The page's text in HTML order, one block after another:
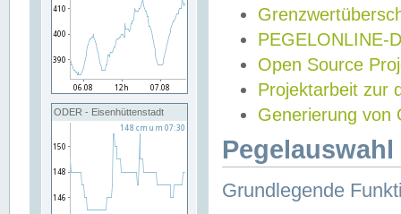
ODER - Eisenhüttenstadt
PEGELONLINE-
Open Source
Projektarbeit zur
Generierung von
Grundlegende